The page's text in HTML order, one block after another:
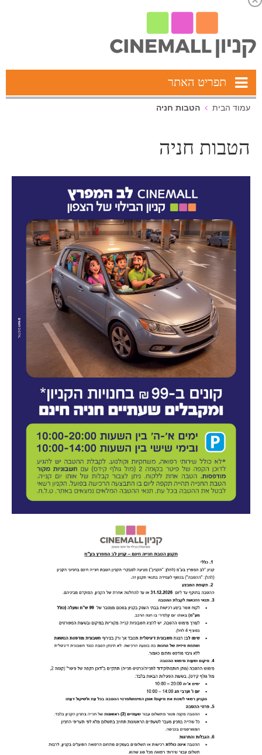
תפריט האתר
עמוד הבית הטבות חניה
הטבות חניה